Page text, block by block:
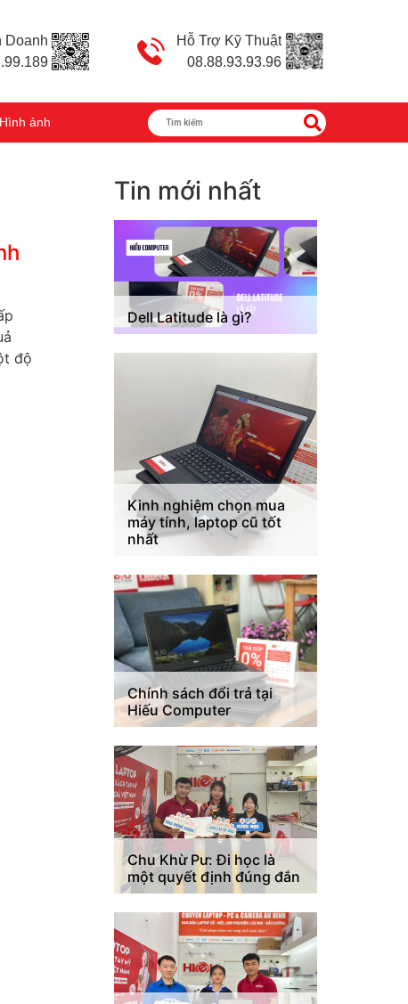
Doanh
Hỗ Trợ Kỹ Thuật
08.88.93.93.96
Hình ảnh
độ
Tin mới nhất
Dell Latitude là gì?
Kinh nghiệm chọn mua
máy tính, laptop cũ tốt
nhất
Chính sách đổi trả tại
Hiếu Computer
Chu Khừ Pư: Đi học là
một quyết định đúng đắn